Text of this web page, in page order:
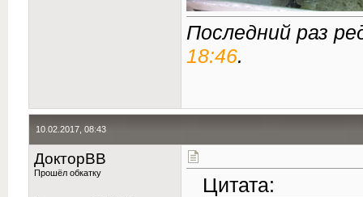
Последний раз
18:46.
10.02.2017, 08:43
ДокторВВ
Прошёл обкатку
Цитата: